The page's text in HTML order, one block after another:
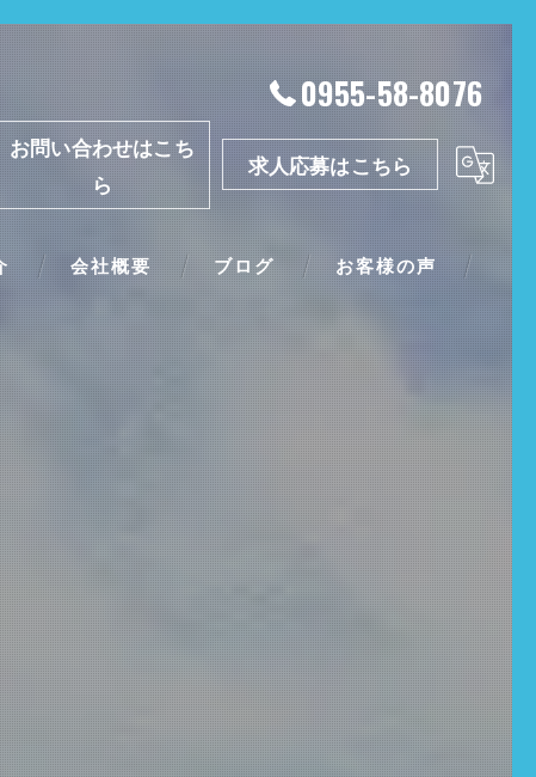
0955-58-8076
お問い合わせはこち
ら
求人応募はこちら
会社概要 ブログ お客様の声